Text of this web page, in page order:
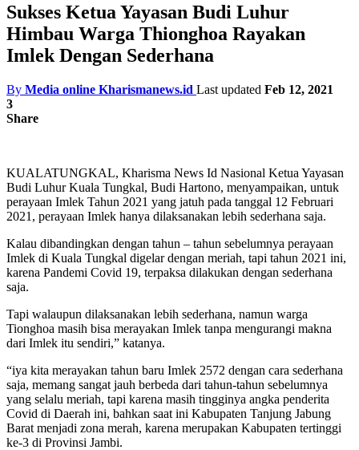
Sukses Ketua Yayasan Budi Luhur
Himbau Warga Thionghoa Rayakan
Imlek Dengan Sederhana
By Media online Kharismanews.id Last updated Feb 12, 2021
3
Share
KUALATUNGKAL, Kharisma News Id Nasional Ketua Yayasan
Budi Luhur Kuala Tungkal, Budi Hartono, menyampaikan, untuk
perayaan Imlek Tahun 2021 yang jatuh pada tanggal 12 Februari
2021, perayaan Imlek hanya dilaksanakan lebih sederhana saja.
Kalau dibandingkan dengan tahun – tahun sebelumnya perayaan
Imlek di Kuala Tungkal digelar dengan meriah, tapi tahun 2021 ini,
karena Pandemi Covid 19, terpaksa dilakukan dengan sederhana
saja.
Tapi walaupun dilaksanakan lebih sederhana, namun warga
Tionghoa masih bisa merayakan Imlek tanpa mengurangi makna
dari Imlek itu sendiri,” katanya.
“iya kita merayakan tahun baru Imlek 2572 dengan cara sederhana
saja, memang sangat jauh berbeda dari tahun-tahun sebelumnya
yang selalu meriah, tapi karena masih tingginya angka penderita
Covid di Daerah ini, bahkan saat ini Kabupaten Tanjung Jabung
Barat menjadi zona merah, karena merupakan Kabupaten tertinggi
ke-3 di Provinsi Jambi.